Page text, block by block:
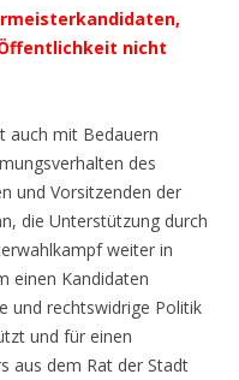
nicht
auch mit Bedauern
des
und Vorsitzenden der
die Unterstützung durch
weiter in
einen Kandidaten
und rechtswidrige Politik
und für einen
aus dem Rat der Stadt